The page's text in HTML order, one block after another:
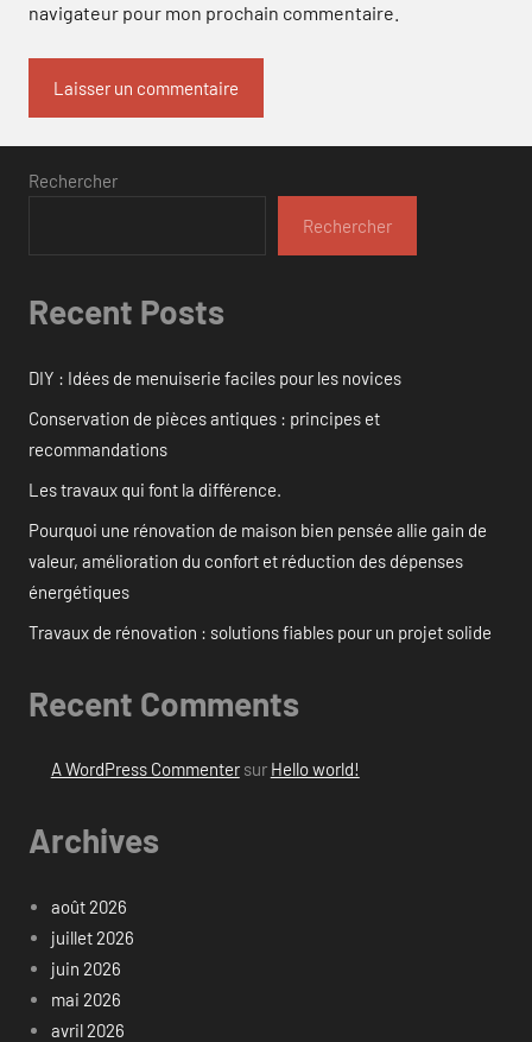
navigateur pour mon prochain commentaire.
Rechercher
Rechercher
Recent Posts
DIY : Idées de menuiserie faciles pour les novices
Conservation de pièces antiques : principes et
recommandations
Les travaux qui font la différence.
Pourquoi une rénovation de maison bien pensée allie gain de
valeur, amélioration du confort et réduction des dépenses
énergétiques
Travaux de rénovation : solutions fiables pour un projet solide
Recent Comments
A WordPress Commentersur Hello world!
Archives
août 2026
juillet 2026
juin 2026
mai 2026
avril 2026